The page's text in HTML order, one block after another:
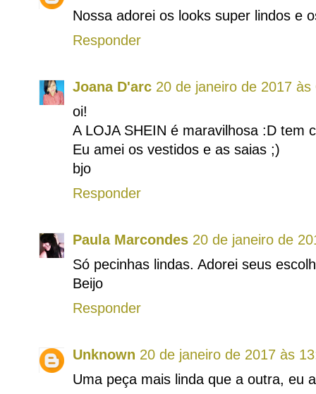
Nossa adorei os looks super lindos e
Responder
Joana D'arc 20 de janeiro de 2017 às
oi!
A LOJA SHEIN é maravilhosa :D tem
Eu amei os vestidos e as saias ;)
bjo
Responder
Paula Marcondes 20 de janeiro de
Só pecinhas lindas. Adorei seus
Beijo
Responder
Unknown 20 de janeiro de 2017 às
Uma peça mais linda que a outra, eu